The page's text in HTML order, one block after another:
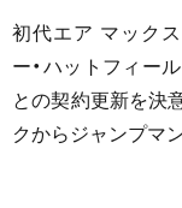
初代エア マック
ー・ハットフィー
との契約更新を決
クからジャンプマ